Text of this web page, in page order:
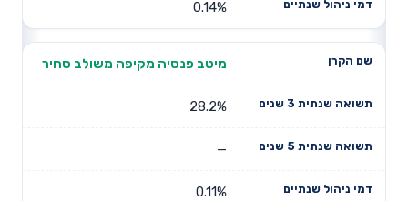
0.14%
מיטב פנסיה מקיפה משולב סחיר
28.2%
—
0.11%